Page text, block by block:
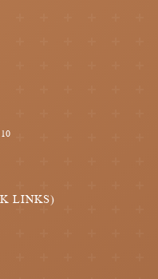
LINKS)